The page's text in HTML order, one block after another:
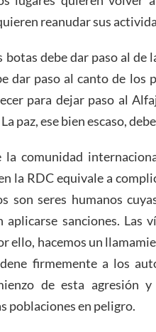
reanudar sus
botas debe dar paso al de
dar paso al canto de los
para dejar paso al
paz, ese bien escaso,
la comunidad
la RDC equivale a
son seres humanos
aplicarse sanciones. Las
ello, hacemos un
firmemente a los
de esta agresión
poblaciones en peligro.